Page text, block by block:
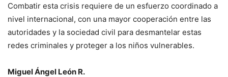
Combatir esta crisis requiere de un esfuerzo coordinado a
nivel internacional, con una mayor cooperación entre las
autoridades y la sociedad civil para desmantelar estas
redes criminales y proteger a los niños vulnerables.
Miguel Ángel León R.